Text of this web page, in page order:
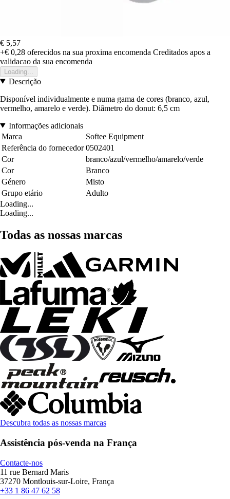
€ 5,57
+€ 0,28 oferecidos na sua proxima encomenda Creditados apos a
validacao da sua encomenda
Loading...
Descrição
Disponível individualmente e numa gama de cores (branco, azul,
vermelho, amarelo e verde). Diâmetro do donut: 6,5 cm
Informações adicionais
Marca
Softee Equipment
Referência do fornecedor 0502401
Cor
branco/azul/vermelho/amarelo/verde
Cor
Branco
Género
Misto
Grupo etário
Adulto
Loading...
Loading...
Todas as nossas marcas
Descubra todas as nossas marcas
Assistência pós-venda na França
Contacte-nos
11 rue Bernard Maris
37270 Montlouis-sur-Loire, França
+33 1 86 47 62 58